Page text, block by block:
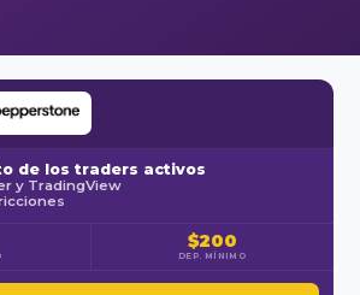
de los traders activos
y TradingView
$200
DEP. MÍNIMO